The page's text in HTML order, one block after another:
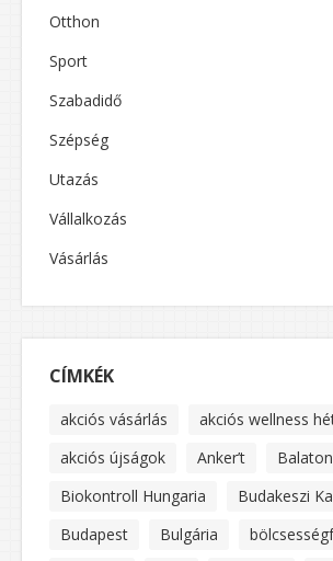
Otthon
Sport
Szabadidő
Szépség
Utazás
Vállalkozás
Vásárlás
CÍMKÉK
akciós vásárlás
akciós wellness
akciós újságok
Anker’t
Balaton
Biokontroll Hungaria
Budakeszi
Budapest
Bulgária